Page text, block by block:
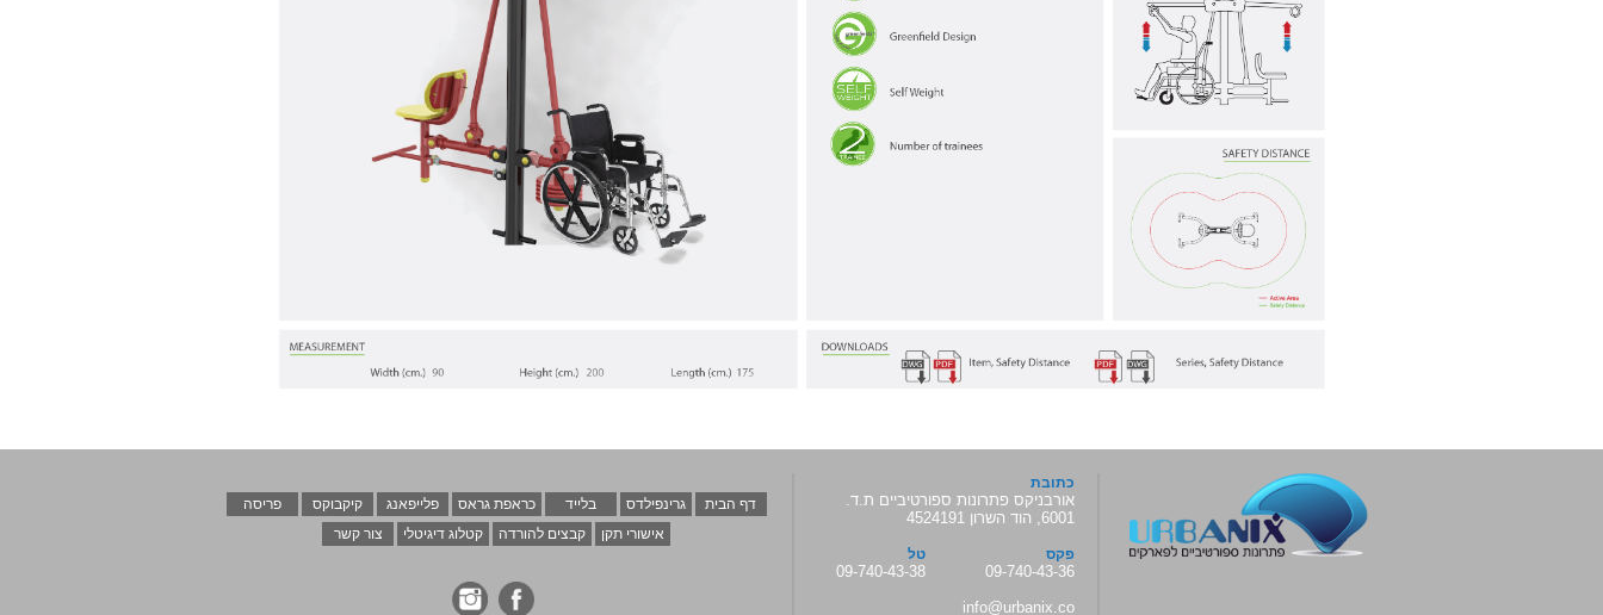
כתובת
אורבניקס פתרונות ספורטיביים ת.ד.
6001, הוד השרון 4524191
טל
09-740-43-38
פקס
09-740-43-36
info@urbanix.co
דף הבית גרינפילדס בלייד כראפת גראס פלייפאנג קיקבוקס פריסה
אישורי תקן קבצים להורדה קטלוג דיגיטלי צור קשר